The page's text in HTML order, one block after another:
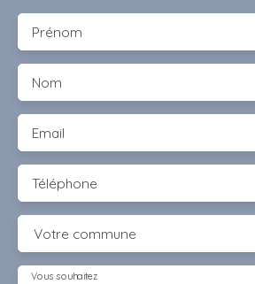
Prénom
Nom
Email
Téléphone
Votre commune
Vous souhaitez